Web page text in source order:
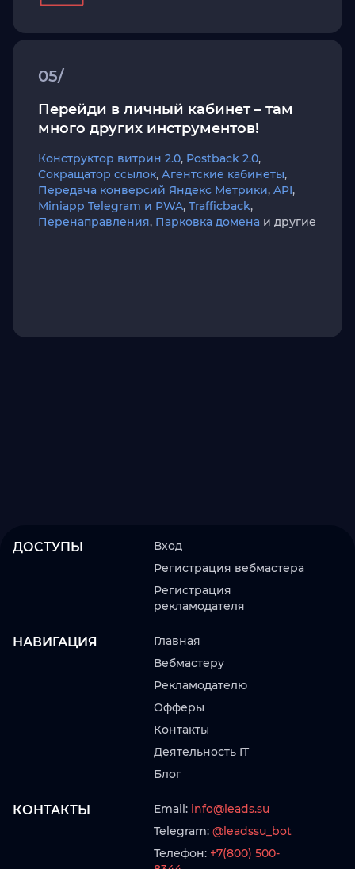
05/
Перейди в личный кабинет – там
много других инструментов!
Конструктор витрин 2.0, Postback 2.0,
Сокращатор ссылок, Агентские кабинеты,
Передача конверсий Яндекс Метрики, API,
Miniapp Telegram и PWA, Trafficback,
Перенаправления, Парковка домена и другие
ДОСТУПЫ
Вход
Регистрация вебмастера
Регистрация
рекламодателя
НАВИГАЦИЯ
Главная
Вебмастеру
Рекламодателю
Офферы
Контакты
Деятельность IT
Блог
КОНТАКТЫ Email: info@leads.su
Telegram: @leadssu_bot
Телефон: +7(800) 500-